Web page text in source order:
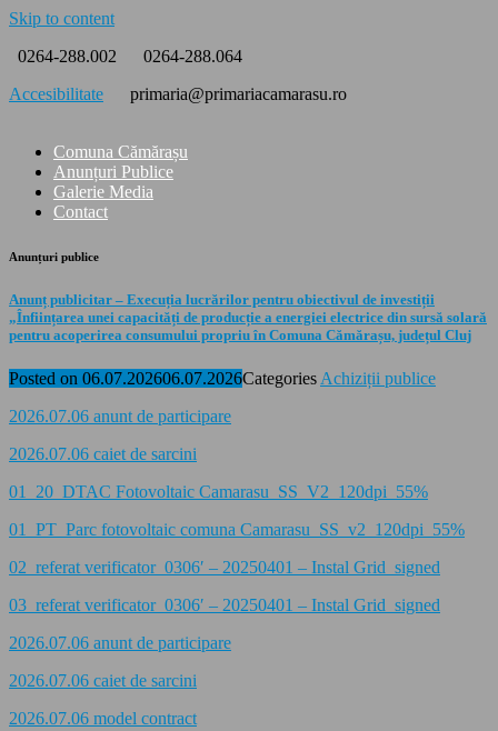
Skip to content
0264-288.002
0264-288.064
Accesibilitate
primaria@primariacamarasu.ro
Comuna Cămărașu
Anunțuri Publice
Galerie Media
Contact
Anunțuri publice
Anunț publicitar – Execuția lucrărilor pentru obiectivul de investiții
„Înființarea unei capacități de producție a energiei electrice din sursă solară
pentru acoperirea consumului propriu în Comuna Cămărașu, județul Cluj
Posted on 06.07.202606.07.2026Categories Achiziții publice
2026.07.06 anunt de participare
2026.07.06 caiet de sarcini
01_20_DTAC Fotovoltaic Camarasu_SS_V2_120dpi_55%
01_PT_Parc fotovoltaic comuna Camarasu_SS_v2_120dpi_55%
02_referat verificator_0306′ – 20250401 – Instal Grid_signed
03_referat verificator_0306′ – 20250401 – Instal Grid_signed
2026.07.06 anunt de participare
2026.07.06 caiet de sarcini
2026.07.06 model contract